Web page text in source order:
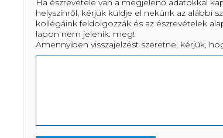
Ha észrevétele van a megjelenő adatokkal
helyszínről, kérjük küldje el nekünk az alábbi
kollégáink feldolgozzák és az észrevételek
lapon nem jelenik. meg!
Amennyiben visszajelzést szeretne, kérjük,